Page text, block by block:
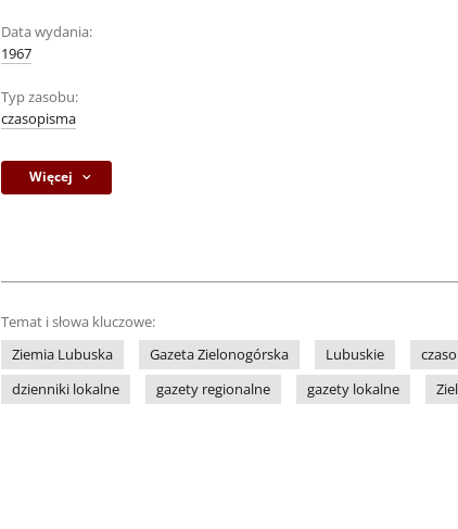
Data wydania:
1967
Typ zasobu:
czasopisma
Więcej
Temat i słowa kluczowe:
Ziemia Lubuska
Gazeta Zielonogórska Lubuskie
dzienniki lokalne
gazety regionalne gazety lokalne